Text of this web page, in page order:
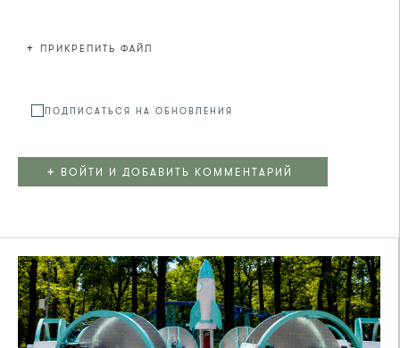
+ ПРИКРЕПИТЬ ФАЙЛ
ПОДПИСАТЬСЯ НА ОБНОВЛЕНИЯ
+ ВОЙТИ И ДОБАВИТЬ КОММЕНТАРИЙ